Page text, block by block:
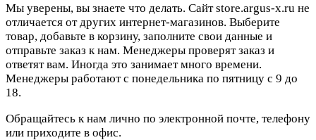
Мы уверены, вы знаете что делать. Сайт store.argus-x.ru не
отличается от других интернет-магазинов. Выберите
товар, добавьте в корзину, заполните свои данные и
отправьте заказ к нам. Менеджеры проверят заказ и
ответят вам. Иногда это занимает много времени.
Менеджеры работают с понедельника по пятницу с 9 до
18.
Обращайтесь к нам лично по электронной почте, телефону
или приходите в офис.